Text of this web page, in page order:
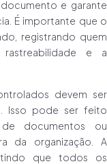
e garante
É importante que o
registrando quem
e a
devem ser
Isso pode ser feito
documentos ou
da organização. A
que todos os